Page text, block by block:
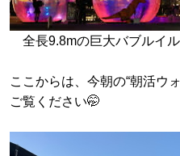
全長9.8mの巨大バブルイ
ここからは、今朝の“朝活ウ
ご覧ください🤭